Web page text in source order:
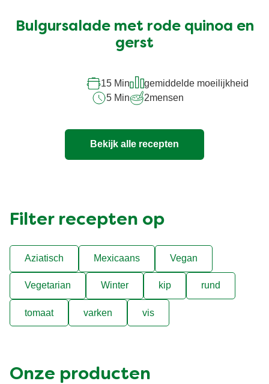
voor
deze
Bulgursalade met rode quinoa en
gerst
15 Min
gemiddelde moeilijkheid
5 Min
2mensen
Bekijk alle recepten
Filter recepten op
Aziatisch Mexicaans Vegan
Vegetarian Winter kip rund
tomaat varken vis
Onze producten